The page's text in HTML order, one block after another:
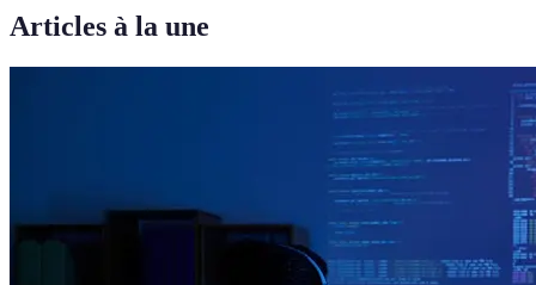
Articles à la une